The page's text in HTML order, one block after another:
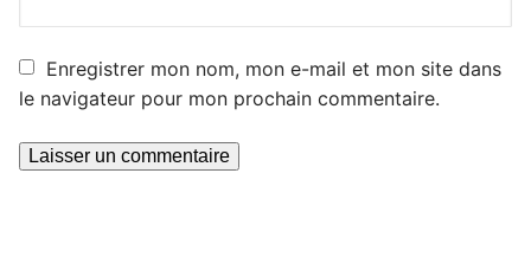
Enregistrer mon nom, mon e-mail et mon site dans
le navigateur pour mon prochain commentaire.